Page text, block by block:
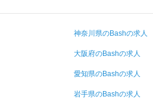
神奈川県のBashの求人
大阪府のBashの求人
愛知県のBashの求人
岩手県のBashの求人